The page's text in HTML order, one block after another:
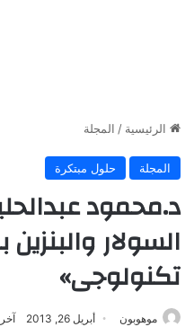
الرئيسية / المجلة
المجلة حلول مبتكرة
د.محمود
السولار والبنزين
تكنولوجى»
موهوبون أبريل 26, 2013 آخر